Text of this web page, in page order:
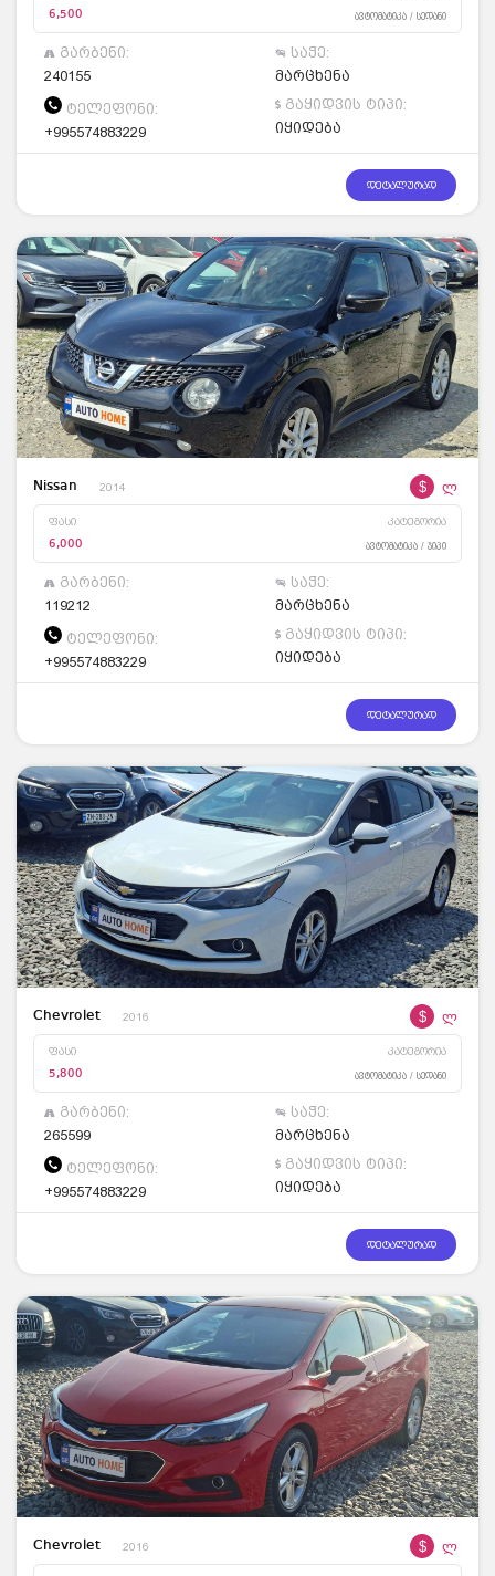
6,500 ავტომატიკა / სედანი
გარბენი:
240155
საჭე:
მარცხენა
ტელეფონი:
+995574883229
გაყიდვის ტიპი:
იყიდება
დეტალურად
Nissan 2014 $ ლ
ფასი კატეგორია
6,000 ავტომატიკა / ჯიპი
გარბენი:
119212
საჭე:
მარცხენა
ტელეფონი:
+995574883229
გაყიდვის ტიპი:
იყიდება
დეტალურად
Chevrolet 2016 $ ლ
ფასი კატეგორია
5,800 ავტომატიკა / სედანი
გარბენი:
265599
საჭე:
მარცხენა
ტელეფონი:
+995574883229
გაყიდვის ტიპი:
იყიდება
დეტალურად
Chevrolet 2016 $ ლ